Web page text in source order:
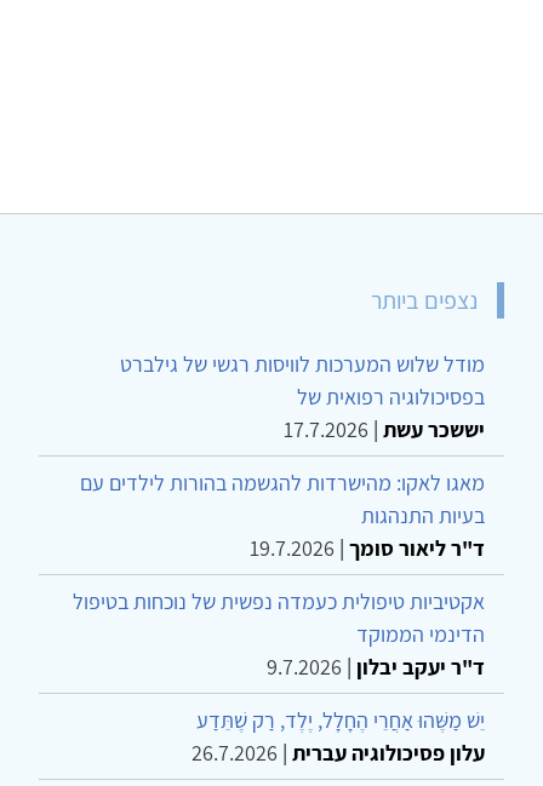
נצפים ביותר
מודל שלוש המערכות לוויסות רגשי של גילברט
בפסיכולוגיה רפואית של
יששכר עשת |
17.7.2026
מאגו לאקו: מהישרדות להגשמה בהורות לילדים עם
בעיות התנהגות
ד"ר ליאור סומך |
19.7.2026
אקטיביות טיפולית כעמדה נפשית של נוכחות בטיפול
הדינמי הממוקד
ד"ר יעקב יבלון |
9.7.2026
יֵשׁ מַשֶּׁהוּ אַחֲרֵי הֶחָלָל, יֶלֶד, רַק שֶׁתֵּדַע
עלון פסיכולוגיה עברית |
26.7.2026